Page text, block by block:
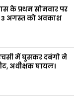
के प्रथम सोमवार पर
3 अगस्त को अवकाश
में घुसकर दबंगो ने
अधीक्षक घायल।